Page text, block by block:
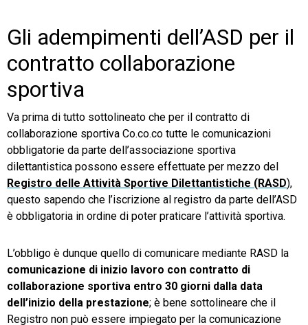
Gli adempimenti dell’ASD per il
contratto collaborazione
sportiva
Va prima di tutto sottolineato che per il contratto di
collaborazione sportiva Co.co.co tutte le comunicazioni
obbligatorie da parte dell’associazione sportiva
dilettantistica possono essere effettuate per mezzo del
Registro delle Attività Sportive Dilettantistiche (RASD),
questo sapendo che l’iscrizione al registro da parte dell’ASD
è obbligatoria in ordine di poter praticare l’attività sportiva.
L’obbligo è dunque quello di comunicare mediante RASD la
comunicazione di inizio lavoro con contratto di
collaborazione sportiva entro 30 giorni dalla data
dell’inizio della prestazione; è bene sottolineare che il
Registro non può essere impiegato per la comunicazione